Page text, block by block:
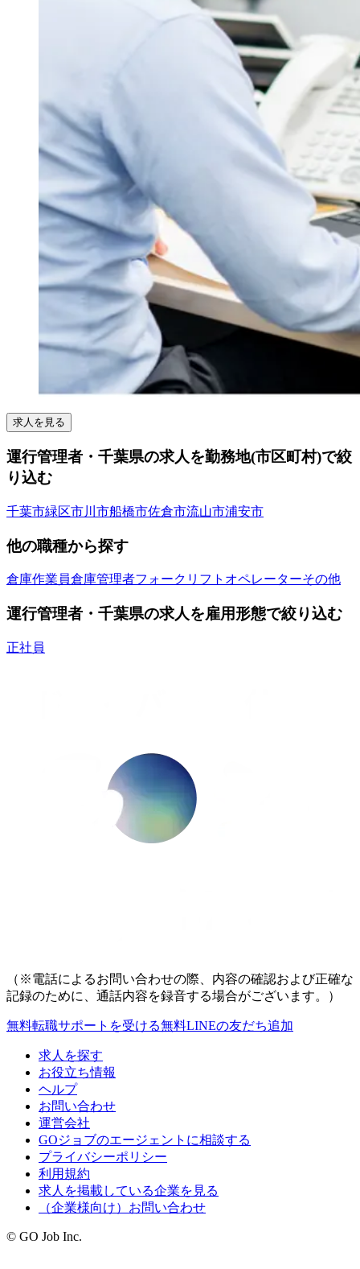
求人を見る
運行管理者・千葉県の求人を勤務地(市区町村)で絞
り込む
千葉市緑区市川市船橋市佐倉市流山市浦安市
他の職種から探す
倉庫作業員倉庫管理者フォークリフトオペレーターその他
運行管理者・千葉県の求人を雇用形態で絞り込む
正社員
（※電話によるお問い合わせの際、内容の確認および正確な
記録のために、通話内容を録音する場合がございます。）
無料転職サポートを受ける無料LINEの友だち追加
求人を探す
お役立ち情報
ヘルプ
お問い合わせ
運営会社
GOジョブのエージェントに相談する
プライバシーポリシー
利用規約
求人を掲載している企業を見る
（企業様向け）お問い合わせ
© GO Job Inc.